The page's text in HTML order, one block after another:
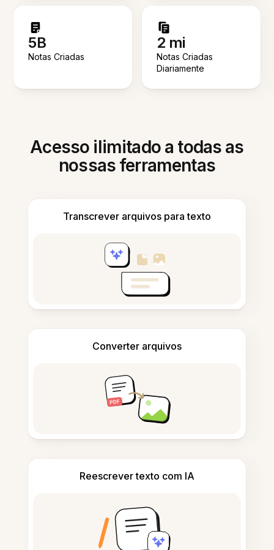
5B
Notas Criadas
2 mi
Notas Criadas
Diariamente
Acesso ilimitado a todas as
nossas ferramentas
Transcrever arquivos para texto
Converter arquivos
Reescrever texto com IA